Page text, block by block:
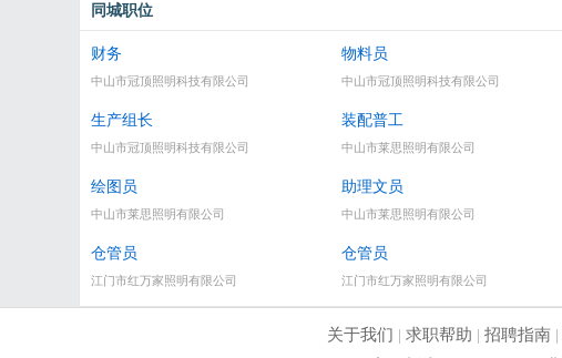
同城职位
财务
中山市冠顶照明科技有限公司
物料员
中山市冠顶照明科技有限公司
生产组长
中山市冠顶照明科技有限公司
装配普工
中山市莱思照明有限公司
绘图员
中山市莱思照明有限公司
助理文员
中山市莱思照明有限公司
仓管员
江门市红万家照明有限公司
仓管员
江门市红万家照明有限公司
关于我们 | 求职帮助 | 招聘指南|